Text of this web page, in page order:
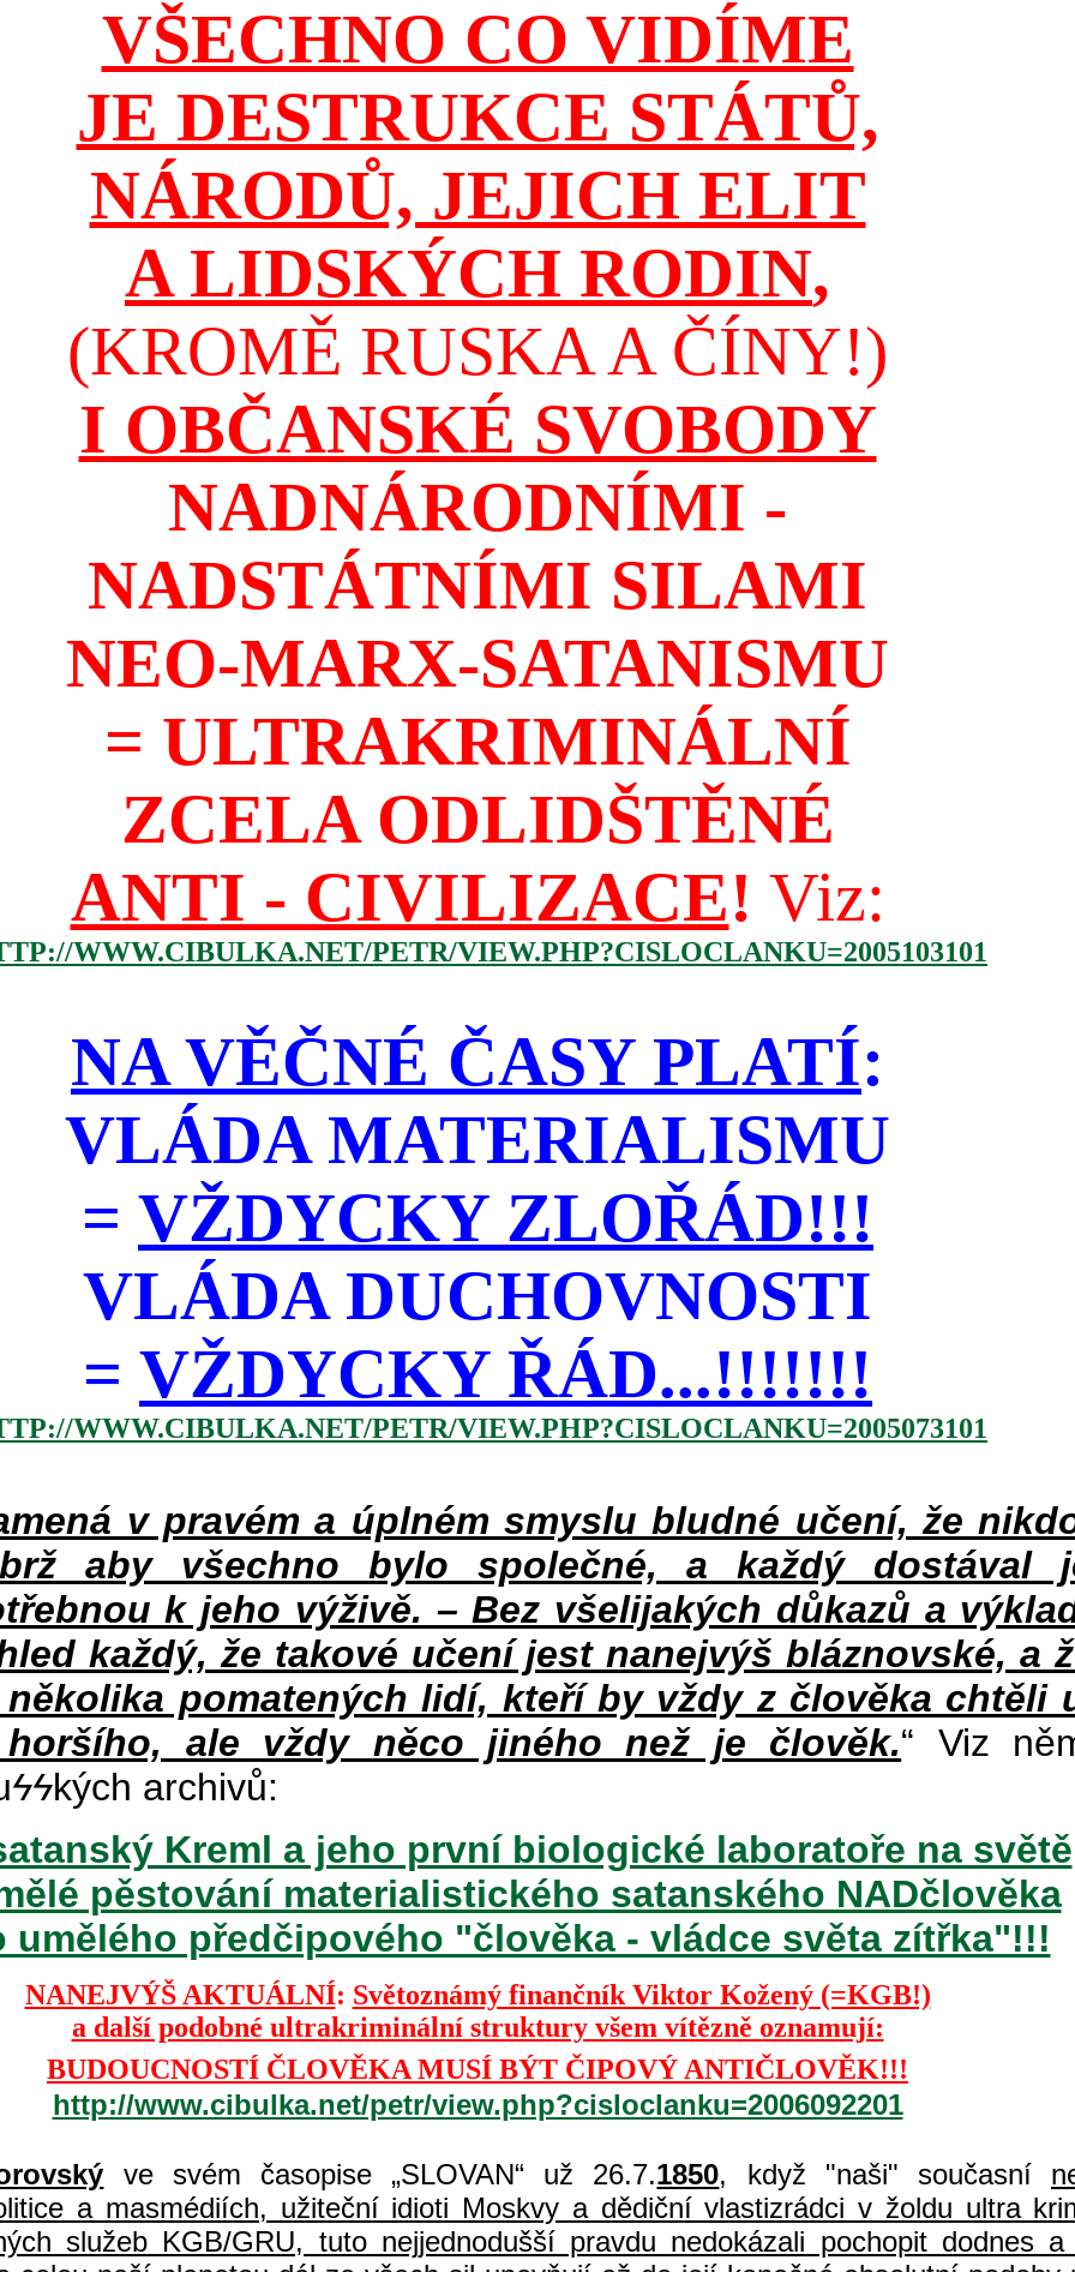
VŠECHNO CO VIDÍME
JE DESTRUKCE STÁTŮ,
NÁRODŮ, JEJICH ELIT
A LIDSKÝCH RODIN,
(KROMĚ RUSKA A ČÍNY!)
I OBČANSKÉ SVOBODY
NADNÁRODNÍMI -
NADSTÁTNÍMI SILAMI
NEO-MARX-SATANISMU
= ULTRAKRIMINÁLNÍ
ZCELA ODLIDŠTĚNÉ
ANTI - CIVILIZACE! Viz:
WWW.CIBULKA.NET/PETR/VIEW.PHP?CISLOCLANKU=2005103101
NA VĚČNÉ ČASY PLATÍ:
VLÁDA MATERIALISMU
= VŽDYCKY ZLOŘÁD!!!
VLÁDA DUCHOVNOSTI
= VŽDYCKY ŘÁD...!!!!!!!
WWW.CIBULKA.NET/PETR/VIEW.PHP?CISLOCLANKU=2005073101
v pravém a úplném smyslu bludné učení, že
aby všechno bylo společné, a každý dostával
k jeho výživě. – Bez všelijakých důkazů a
každý, že takové učení jest nanejvýš bláznovské, a
pomatených lidí, kteří by vždy z člověka chtěli
ale vždy něco jiného než je člověk.“ Viz
ϟϟkých archivů:
Kreml a jeho první biologické laboratoře na světě
pěstování materialistického satanského NADčlověka
umělého předčipového "člověka - vládce světa zítřka"!!!
NANEJVÝŠ AKTUÁLNÍ: Světoznámý finančník Viktor Kožený (=KGB!)
a další podobné ultrakriminální struktury všem vítězně oznamují:
BUDOUCNOSTÍ ČLOVĚKA MUSÍ BÝT ČIPOVÝ ANTIČLOVĚK!!!
http://www.cibulka.net/petr/view.php?cisloclanku=2006092201
ve svém časopise „SLOVAN“ už 26.7.1850, když "naši" současní
a masmédiích, užiteční idioti Moskvy a dědiční vlastizrádci v žoldu ultra
služeb KGB/GRU, tuto nejjednodušší pravdu nedokázali pochopit dodnes